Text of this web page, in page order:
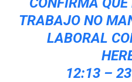
TRABAJO NO
LABORAL
12:13 –